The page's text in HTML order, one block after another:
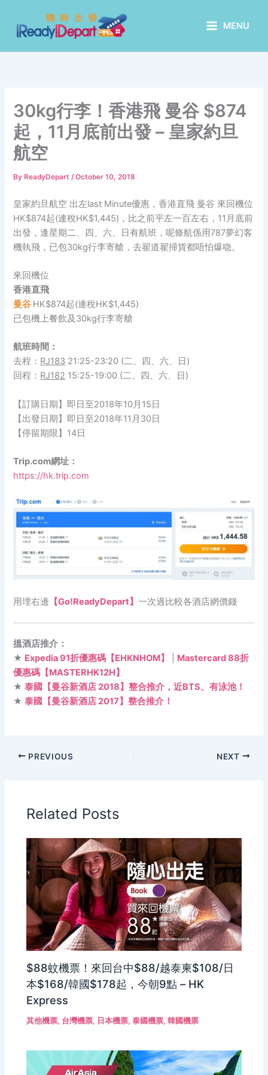
content
MENU
30kg行李！香港飛 曼谷 $874
起，11月底前出發 – 皇家約旦
航空
By ReadyDepart/October 10, 2018
皇家約旦航空 出左last Minute優惠，香港直飛 曼谷 來回機位
HK$874起(連稅HK$1,445)，比之前平左一百左右，11月底前
出發，逢星期二、四、六、日有航班，呢條航係用787夢幻客
機執飛，已包30kg行李寄艙，去翟道翟掃貨都唔怕爆喼。
來回機位
香港直飛
曼谷 HK$874起(連稅HK$1,445)
已包機上餐飲及30kg行李寄艙
航班時間：
去程： RJ183 21:25-23:20 (二、四、六、日)
回程： RJ182 15:25-19:00 (二、四、六、日)
【訂購日期】即日至2018年10月15日
【出發日期】即日至2018年11月30日
【停留期限】14日
Trip.com網址：
https://hk.trip.com
用埋右邊 【Go!ReadyDepart】一次過比較各酒店網價錢
搵酒店推介：
★ Expedia 91折優惠碼【EHKNHOM】
Mastercard 88折
優惠碼【MASTERHK12H】
★泰國【曼谷新酒店 2018】整合推介，近BTS、有泳池！
★泰國【曼谷新酒店 2017】整合推介！
PREVIOUS NEXT
Related Posts
$88蚊機票！來回台中$88/越泰柬$108/日
本$168/韓國$178起，今朝9點 – HK
Express
其他機票, 台灣機票, 日本機票,泰國機票,韓國機票